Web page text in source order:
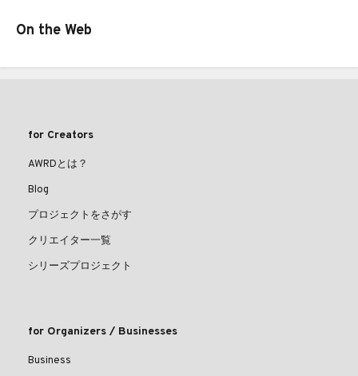
On the Web
for Creators
AWRDとは？
Blog
プロジェクトをさがす
クリエイター一覧
シリーズプロジェクト
for Organizers / Businesses
Business